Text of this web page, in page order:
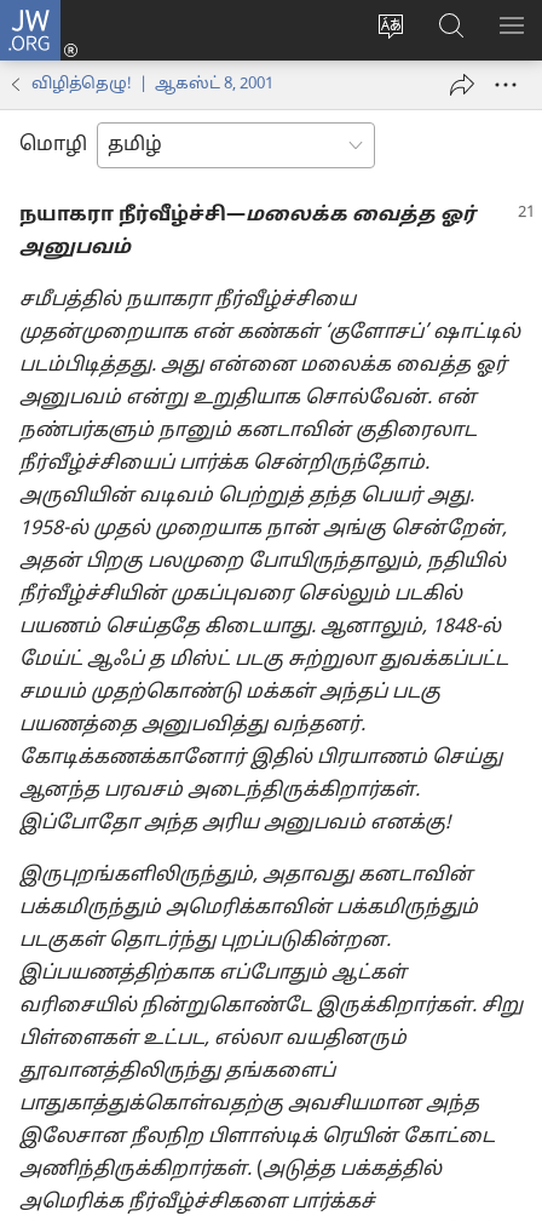
JW.ORG
மொழியை
மாற்றவும்
உள்நுழைக
window)
JW.ORG-
ல்
தேடவும்
விழித்தெழு! | ஆகஸ்ட் 8, 2001
மொழி
நயாகரா நீர்வீழ்ச்சி—மலைக்க வைத்த ஓர்
அனுபவம்
சமீபத்தில் நயாகரா நீர்வீழ்ச்சியை
முதன்முறையாக என் கண்கள் ‘குளோசப்’ ஷாட்டில்
படம்பிடித்தது. அது என்னை மலைக்க வைத்த ஓர்
அனுபவம் என்று உறுதியாக சொல்வேன். என்
நண்பர்களும் நானும் கனடாவின் குதிரைலாட
நீர்வீழ்ச்சியைப் பார்க்க சென்றிருந்தோம்.
அருவியின் வடிவம் பெற்றுத் தந்த பெயர் அது.
1958-⁠ல் முதல் முறையாக நான் அங்கு சென்றேன்,
அதன் பிறகு பலமுறை போயிருந்தாலும், நதியில்
நீர்வீழ்ச்சியின் முகப்புவரை செல்லும் படகில்
பயணம் செய்ததே கிடையாது. ஆனாலும், 1848-⁠ல்
மேய்ட் ஆஃப் த மிஸ்ட் படகு சுற்றுலா துவக்கப்பட்ட
சமயம் முதற்கொண்டு மக்கள் அந்தப் படகு
பயணத்தை அனுபவித்து வந்தனர்.
கோடிக்கணக்கானோர் இதில் பிரயாணம் செய்து
ஆனந்த பரவசம் அடைந்திருக்கிறார்கள்.
இப்போதோ அந்த அரிய அனுபவம் எனக்கு!
இருபுறங்களிலிருந்தும், அதாவது கனடாவின்
பக்கமிருந்தும் அமெரிக்காவின் பக்கமிருந்தும்
படகுகள் தொடர்ந்து புறப்படுகின்றன.
இப்பயணத்திற்காக எப்போதும் ஆட்கள்
வரிசையில் நின்றுகொண்டே இருக்கிறார்கள். சிறு
பிள்ளைகள் உட்பட, எல்லா வயதினரும்
தூவானத்திலிருந்து தங்களைப்
பாதுகாத்துக்கொள்வதற்கு அவசியமான அந்த
இலேசான நீலநிற பிளாஸ்டிக் ரெயின் கோட்டை
அணிந்திருக்கிறார்கள். (அடுத்த பக்கத்தில்
அமெரிக்க நீர்வீழ்ச்சிகளை பார்க்கச்